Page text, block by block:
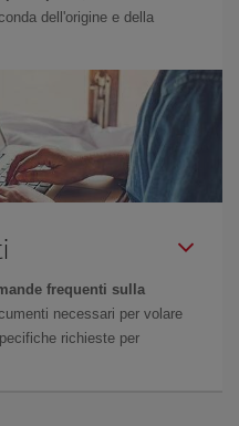
dell'origine e della
frequenti sulla
necessari per volare
richieste per